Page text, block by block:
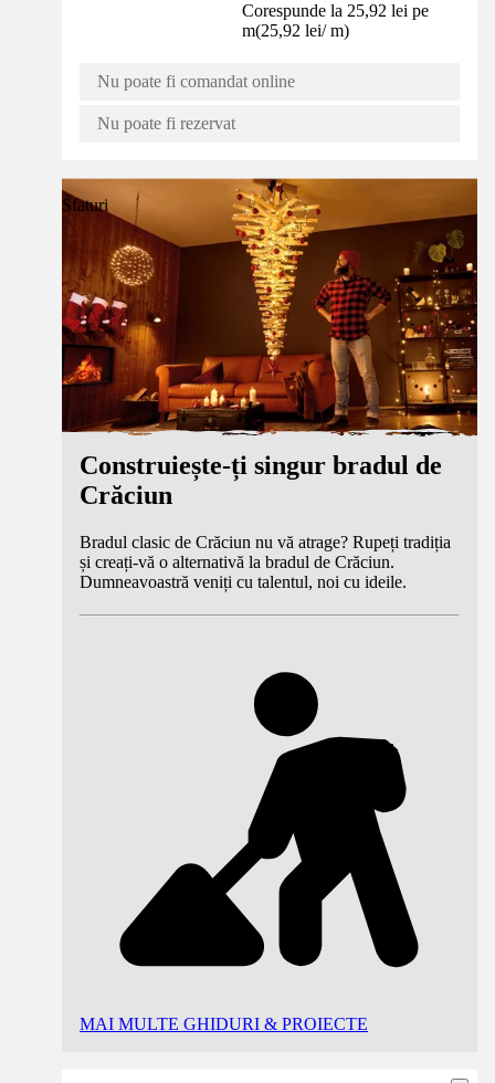
Corespunde la 25,92 lei pe
m(25,92 lei/ m)
Nu poate fi comandat online
Nu poate fi rezervat
Sfaturi
Construiește-ți singur bradul de
Crăciun
Bradul clasic de Crăciun nu vă atrage? Rupeți tradiția
și creați-vă o alternativă la bradul de Crăciun.
Dumneavoastră veniți cu talentul, noi cu ideile.
MAI MULTE GHIDURI & PROIECTE